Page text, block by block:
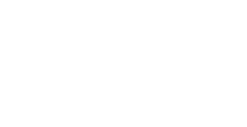
o café espresso e outros tipos de café. O café espresso é feito
em uma bebida concentrada e de sabor intenso. Ele é